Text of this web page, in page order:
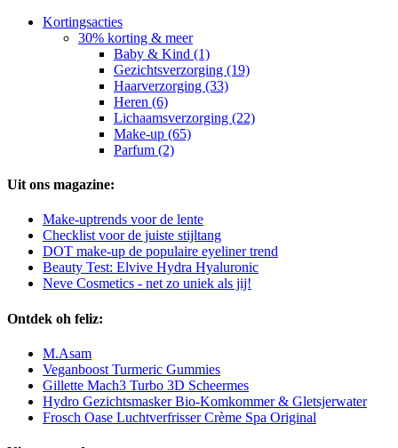
Kortingsacties
30% korting & meer
Baby & Kind (1)
Gezichtsverzorging (19)
Haarverzorging (33)
Heren (6)
Lichaamsverzorging (22)
Make-up (65)
Parfum (2)
Uit ons magazine:
Make-uptrends voor de lente
Checklist voor de juiste stijltang
DOT make-up de populaire eyeliner trend
Beauty Test: Elvive Hydra Hyaluronic
Neve Cosmetics - net zo uniek als jij!
Ontdek oh feliz:
M.Asam
Veganboost Turmeric Gummies
Gillette Mach3 Turbo 3D Scheermes
Hydro Gezichtsmasker Bio-Komkommer & Gletsjerwater
Frosch Oase Luchtverfrisser Crème Spa Original